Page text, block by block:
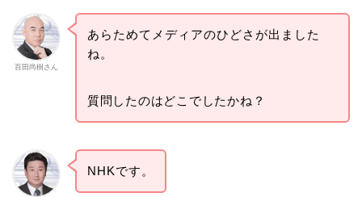
百田尚樹さん
あらためてメディアのひどさが出ました
ね。
質問したのはどこでしたかね？
NHKです。